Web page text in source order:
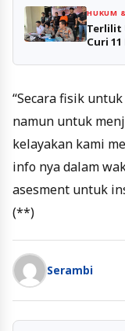
HUKUM
Terlilit
Curi 11
“Secara fisik
namun untuk
kelayakan kami
info nya dalam
asesment untuk
(**)
Serambi